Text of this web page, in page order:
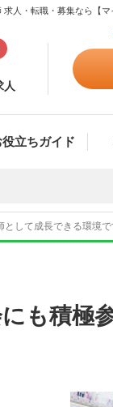
人・転職・募集なら【マ
人
立ちガイド
して成長できる環境
も積極